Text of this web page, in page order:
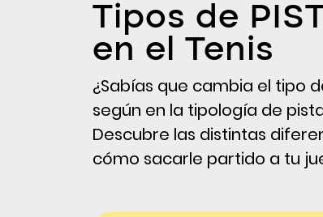
Tipos de
en el Tenis
¿Sabías que cambia el tipo
según en la tipología de
Descubre las distintas
cómo sacarle partido a tu